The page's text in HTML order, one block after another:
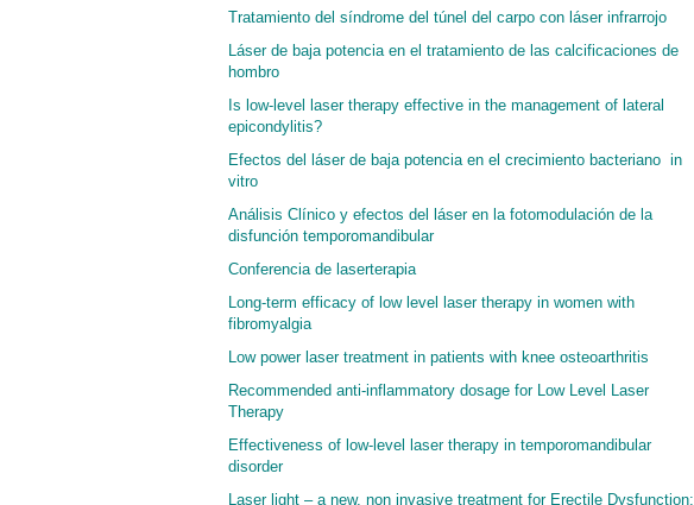
Tratamiento del síndrome del túnel del carpo con láser infrarrojo
Láser de baja potencia en el tratamiento de las calcificaciones de
hombro
Is low-level laser therapy effective in the management of lateral
epicondylitis?
Efectos del láser de baja potencia en el crecimiento bacteriano in
vitro
Análisis Clínico y efectos del láser en la fotomodulación de la
disfunción temporomandibular
Conferencia de laserterapia
Long-term efficacy of low level laser therapy in women with
fibromyalgia
Low power laser treatment in patients with knee osteoarthritis
Recommended anti-inflammatory dosage for Low Level Laser
Therapy
Effectiveness of low-level laser therapy in temporomandibular
disorder
Laser light – a new, non invasive treatment for Erectile Dysfunction: